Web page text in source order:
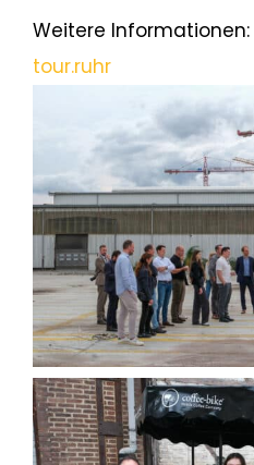
Weitere Informationen:
tour.ruhr